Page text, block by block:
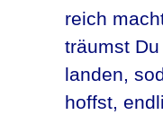
reich
träumst
landen,
hoffst,